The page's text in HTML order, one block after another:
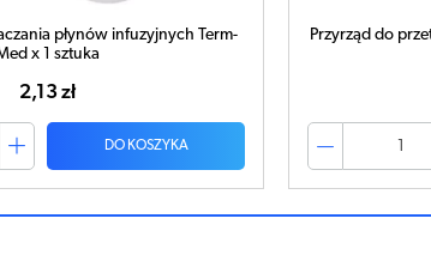
Term-
Przyrząd do przetaczania płynów
DO